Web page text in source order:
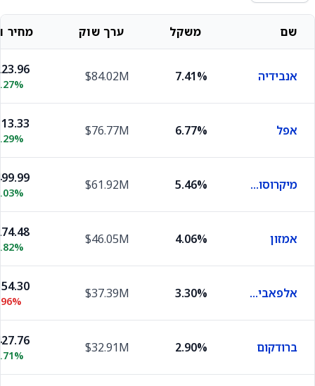
שם משקל ערך שוק מחיר
אנבידיה 7.41%
$84.02M
אפל 6.77%
$76.77M
מיקרוסופט 5.46%
$61.92M
אמזון 4.06%
$46.05M
אלפאבית A 3.30%
$37.39M
ברודקום 2.90%
$32.91M